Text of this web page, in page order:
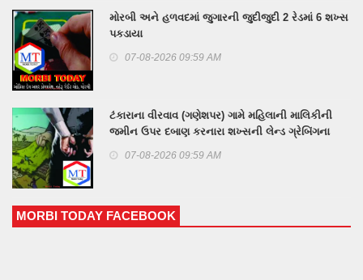
મોરબી અને હળવદમાં જુગારની જુદીજુદી 2 રેડમાં 6 શખ્સ
પકડાયા
07-08-2026 09:59 AM
ટંકારાના વીરવાવ (ગણેશપર) ગામે મહિલાની માલિકીની
જમીન ઉપર દબાણ કરનારા શખ્સની લેન્ડ ગ્રેબિંગના
07-08-2026 09:59 AM
MORBI TODAY FACEBOOK